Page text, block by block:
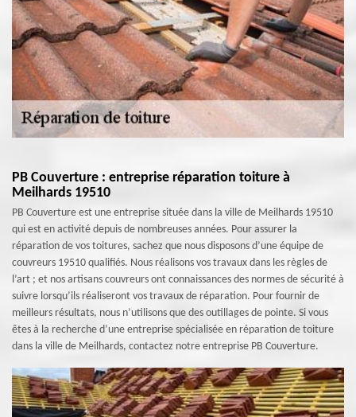
PB Couverture : entreprise réparation toiture à
Meilhards 19510
PB Couverture est une entreprise située dans la ville de Meilhards 19510
qui est en activité depuis de nombreuses années. Pour assurer la
réparation de vos toitures, sachez que nous disposons d’une équipe de
couvreurs 19510 qualifiés. Nous réalisons vos travaux dans les règles de
l’art ; et nos artisans couvreurs ont connaissances des normes de sécurité à
suivre lorsqu’ils réaliseront vos travaux de réparation. Pour fournir de
meilleurs résultats, nous n’utilisons que des outillages de pointe. Si vous
êtes à la recherche d’une entreprise spécialisée en réparation de toiture
dans la ville de Meilhards, contactez notre entreprise PB Couverture.